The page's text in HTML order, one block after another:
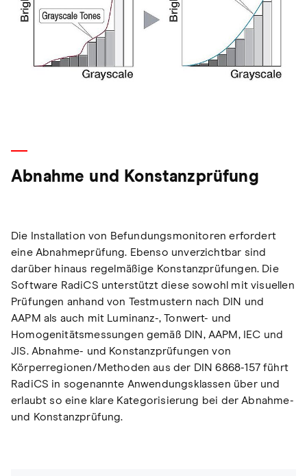
Abnahme und Konstanzprüfung
Die Installation von Befundungsmonitoren erfordert
eine Abnahmeprüfung. Ebenso unverzichtbar sind
darüber hinaus regelmäßige Konstanzprüfungen. Die
Software RadiCS unterstützt diese sowohl mit visuellen
Prüfungen anhand von Testmustern nach DIN und
AAPM als auch mit Luminanz-, Tonwert- und
Homogenitätsmessungen gemäß DIN, AAPM, IEC und
JIS. Abnahme- und Konstanzprüfungen von
Körperregionen/Methoden aus der DIN 6868-157 führt
RadiCS in sogenannte Anwendungsklassen über und
erlaubt so eine klare Kategorisierung bei der Abnahme-
und Konstanzprüfung.